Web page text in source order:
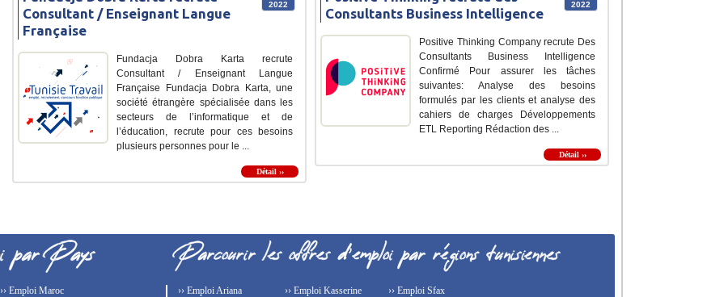
2022
Consultant / Enseignant Langue
Française
Fundacja Dobra Karta recrute
Consultant / Enseignant Langue
Française Fundacja Dobra Karta, une
société étrangère spécialisée dans les
secteurs de l’informatique et de
l’éducation, recrute pour ces besoins
plusieurs personnes pour le ...
Détail ››
2022
Consultants Business Intelligence
Positive Thinking Company recrute Des
Consultants Business Intelligence
Confirmé Pour assurer les tâches
suivantes: Analyse des besoins
formulés par les clients et analyse des
cahiers de charges Développements
ETL Reporting Rédaction des ...
Détail ››
›› Emploi Maroc
›› Emploi Ariana
›› Emploi Kasserine
›› Emploi Sfax